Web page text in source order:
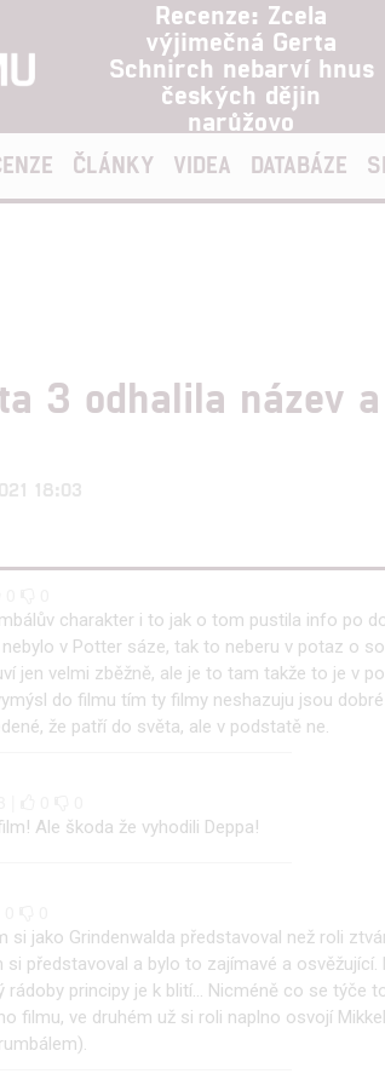
Recenze: Zcela
výjimečná Gerta
Schnirch nebarví hnus
českých dějin
narůžovo
ČLÁNKY VIDEA DATABÁZE
3 odhalila název
18:03
charakter i to jak o tom pustila info po
v Potter sáze, tak to neberu v potaz o
jen velmi zběžně, ale je to tam takže to je v
do filmu tím ty filmy neshazuju jsou
že patří do světa, ale v podstatě ne.
Ale škoda že vyhodili Deppa!
si jako Grindenwalda představoval než roli
si představoval a bylo to zajímavé a osvěžující.
principy je k blití... Nicméně co se týče
filmu, ve druhém už si roli naplno osvojí